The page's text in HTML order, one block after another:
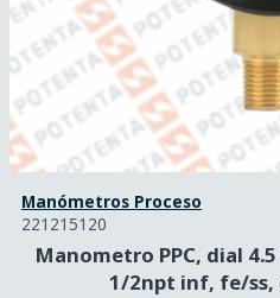
Manómetros Proceso
221215120
Manometro PPC, dial
1/2npt inf, fe/